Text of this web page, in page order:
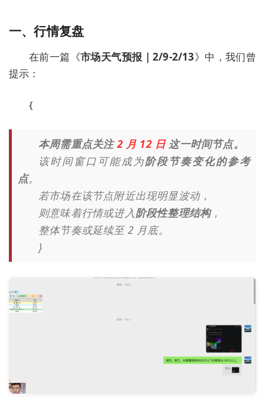
一、行情复盘
在前一篇《市场天气预报｜2/9-2/13》中，我们曾
提示：
{
本周需重点关注2 月 12 日这一时间节点。
该时间窗口可能成为阶段节奏变化的参考
点。
若市场在该节点附近出现明显波动，
则意味着行情或进入 阶段性整理结构，
整体节奏或延续至 2 月底。
}